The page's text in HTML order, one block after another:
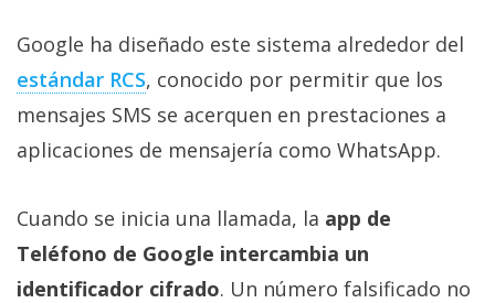
Google ha diseñado este sistema alrededor del
estándar RCS‎, conocido por permitir que los
mensajes SMS se acerquen en prestaciones a
aplicaciones de mensajería como WhatsApp.
Cuando se inicia una llamada, la app de
Teléfono de Google intercambia un
identificador cifrado. Un número falsificado no